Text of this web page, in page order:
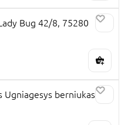
Bug 42/8, 75280
Ugniagesys berniukas